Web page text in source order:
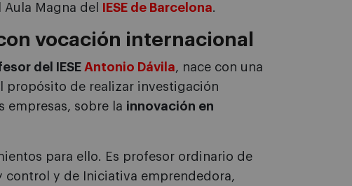
Aula Magna del IESE de Barcelona.
vocación internacional
del IESE Antonio Dávila, nace con una
propósito de realizar investigación
empresas, sobre la innovación en
para ello. Es profesor ordinario de
control y de Iniciativa emprendedora,